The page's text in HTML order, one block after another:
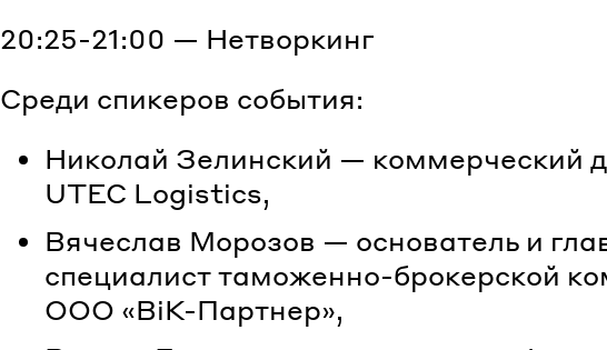
20:25-21:00 — Нетворкинг
Среди спикеров события:
Николай Зелинский — коммерческий
UTEC Logistics,
Вячеслав Морозов — основатель и
специалист таможенно-брокерской
ООО «ВіК-Партнер»,